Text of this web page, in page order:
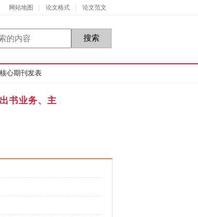
网站地图 论文格式 论文范文
核心期刊发表
书业务、主